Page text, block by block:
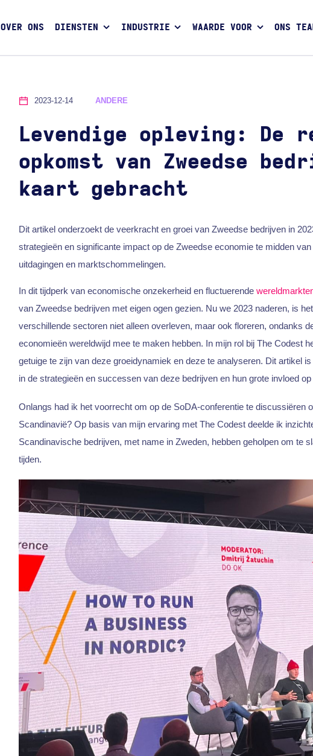
OVER ONS DIENSTEN INDUSTRIE WAARDE VOOR ONS
2023-12-14 ANDERE
Levendige opleving: De
opkomst van Zweedse
kaart gebracht
Dit artikel onderzoekt de veerkracht en groei van Zweedse bedrijven in
strategieën en significante impact op de Zweedse economie te midden
uitdagingen en marktschommelingen.
In dit tijdperk van economische onzekerheid en fluctuerende
van Zweedse bedrijven met eigen ogen gezien. Nu we 2023 naderen, is
verschillende sectoren niet alleen overleven, maar ook floreren, ondanks
economieën wereldwijd mee te maken hebben. In mijn rol bij The Codest
getuige te zijn van deze groeidynamiek en deze te analyseren. Dit artikel
in de strategieën en successen van deze bedrijven en hun grote invloed
Onlangs had ik het voorrecht om op de SoDA-conferentie te discussiëren
Scandinavië? Op basis van mijn ervaring met The Codest deelde ik
Scandinavische bedrijven, met name in Zweden, hebben geholpen om te
tijden.